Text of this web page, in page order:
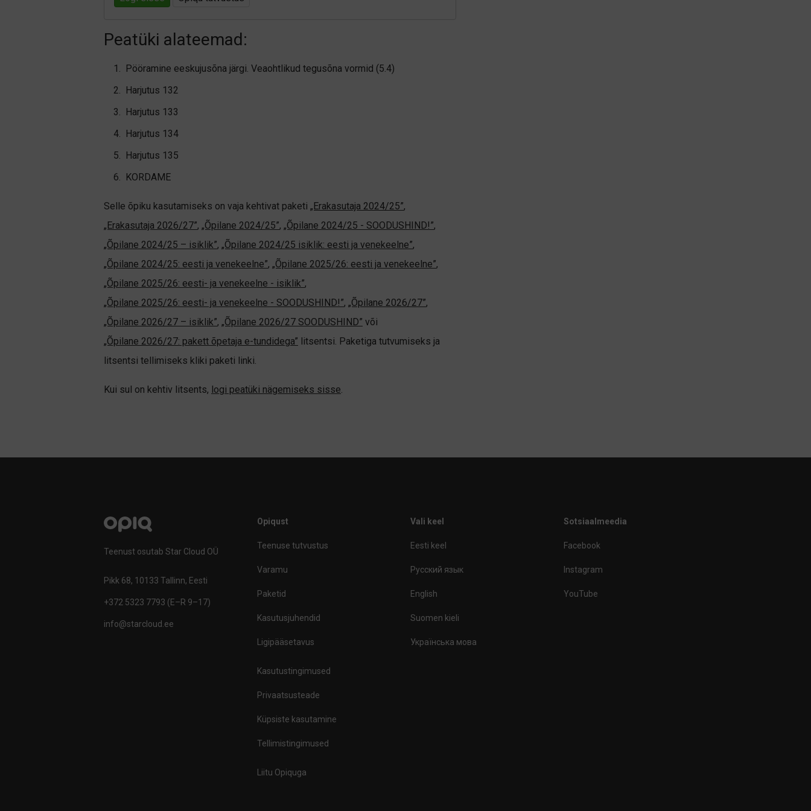
Peatüki alateemad:
Pööramine eeskujusõna järgi. Veaohtlikud tegusõna vormid (5.4)
Harjutus 132
Harjutus 133
Harjutus 134
Harjutus 135
KORDAME
Selle õpiku kasutamiseks on vaja kehtivat paketi „Erakasutaja 2024/25”,
„Erakasutaja 2026/27”, „Õpilane 2024/25”, „Õpilane 2024/25 - SOODUSHIND!”,
„Õpilane 2024/25 – isiklik”, „Õpilane 2024/25 isiklik: eesti ja venekeelne”,
„Õpilane 2024/25: eesti ja venekeelne”, „Õpilane 2025/26: eesti ja venekeelne”,
„Õpilane 2025/26: eesti- ja venekeelne - isiklik”,
„Õpilane 2025/26: eesti- ja venekeelne - SOODUSHIND!”, „Õpilane 2026/27”,
„Õpilane 2026/27 – isiklik”, „Õpilane 2026/27 SOODUSHIND” või
„Õpilane 2026/27: pakett õpetaja e-tundidega” litsentsi. Paketiga tutvumiseks ja
litsentsi tellimiseks kliki paketi linki.
Kui sul on kehtiv litsents, logi peatüki nägemiseks sisse.
Teenust osutab Star Cloud OÜ
Pikk 68, 10133 Tallinn, Eesti
+372 5323 7793 (E–R 9–17)
info@starcloud.ee
Opiqust
Teenuse tutvustus
Varamu
Paketid
Kasutusjuhendid
Ligipääsetavus
Kasutustingimused
Privaatsusteade
Küpsiste kasutamine
Tellimistingimused
Liitu Opiquga
Vali keel
Eesti keel
Русский язык
English
Suomen kieli
Українська мова
Sotsiaalmeedia
Facebook
Instagram
YouTube